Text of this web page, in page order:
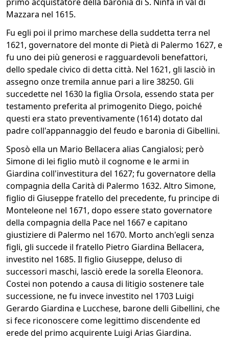
Mazzara nel 1615.
Fu egli poi il primo marchese della suddetta terra nel
1621, governatore del monte di Pietà di Palermo 1627, e
fu uno dei più generosi e ragguardevoli benefattori,
dello spedale civico di detta città. Nel 1621, gli lasciò in
assegno onze tremila annue pari a lire 38250. Gli
succedette nel 1630 la figlia Orsola, essendo stata per
testamento preferita al primogenito Diego, poiché
questi era stato preventivamente (1614) dotato dal
padre coll'appannaggio del feudo e baronia di Gibellini.
Sposò ella un Mario Bellacera alias Cangialosi; però
Simone di lei figlio mutò il cognome e le armi in
Giardina coll'investitura del 1627; fu governatore della
compagnia della Carità di Palermo 1632. Altro Simone,
figlio di Giuseppe fratello del precedente, fu principe di
Monteleone nel 1671, dopo essere stato governatore
della compagnia della Pace nel 1667 e capitano
giustiziere di Palermo nel 1670. Morto anch'egli senza
figli, gli succede il fratello Pietro Giardina Bellacera,
investito nel 1685. Il figlio Giuseppe, deluso di
successori maschi, lasciò erede la sorella Eleonora.
Costei non potendo a causa di litigio sostenere tale
successione, ne fu invece investito nel 1703 Luigi
Gerardo Giardina e Lucchese, barone delli Gibellini, che
si fece riconoscere come legittimo discendente ed
erede del primo acquirente Luigi Arias Giardina.